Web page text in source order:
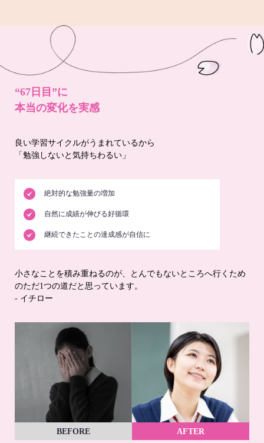
“67日目”に
本当の変化を実感
良い学習サイクルがうまれているから
「勉強しないと気持ちわるい」
絶対的な勉強量の増加
自然に成績が伸びる好循環
継続できたことの達成感が自信に
小さなことを積み重ねるのが、とんでもないところへ行くため
のただ1つの道だと思っています。
- イチロー
BEFORE AFTER